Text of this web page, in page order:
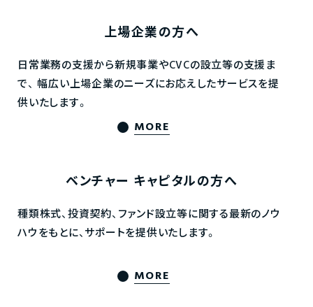
上場企業の方へ
日常業務の支援から新規事業やCVCの設立等の支援ま
で、 幅広い上場企業のニーズにお応えしたサービスを提
供いたします。
MORE
ベンチャー キャピタルの方へ
種類株式、投資契約、ファンド設立等に関する最新のノウ
ハウをもとに、サポートを提供いたします。
MORE